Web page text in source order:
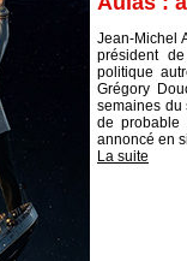
Jean-Michel
président
politique
Grégory
semaines du
de probable
annoncé en
La suite